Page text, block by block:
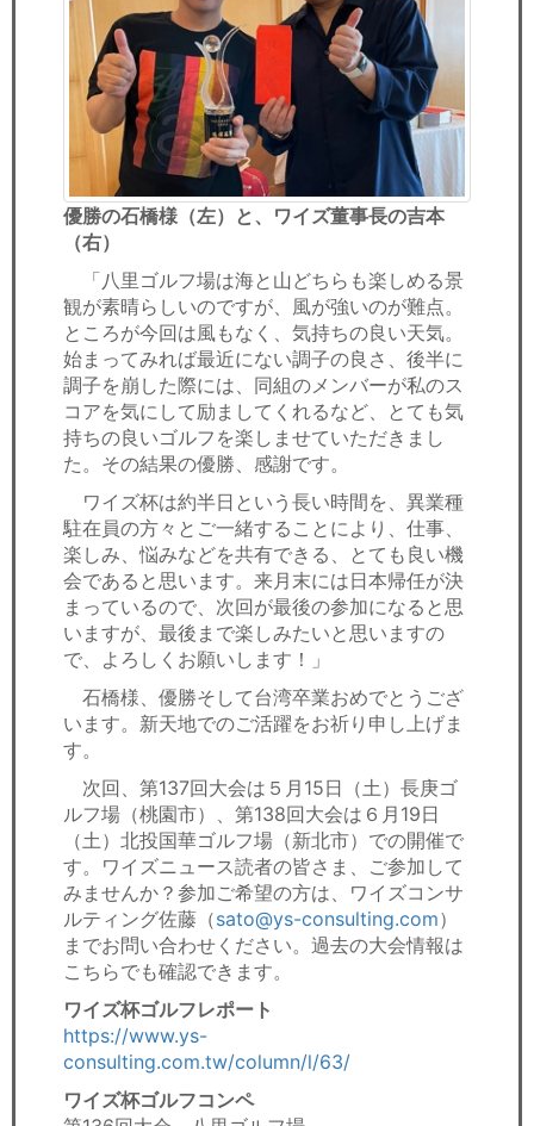
優勝の石橋様（左）と、ワイズ董事長の吉本
（右）
「八里ゴルフ場は海と山どちらも楽しめる景
観が素晴らしいのですが、風が強いのが難点。
ところが今回は風もなく、気持ちの良い天気。
始まってみれば最近にない調子の良さ、後半に
調子を崩した際には、同組のメンバーが私のス
コアを気にして励ましてくれるなど、とても気
持ちの良いゴルフを楽しませていただきまし
た。その結果の優勝、感謝です。
ワイズ杯は約半日という長い時間を、異業種
駐在員の方々とご一緒することにより、仕事、
楽しみ、悩みなどを共有できる、とても良い機
会であると思います。来月末には日本帰任が決
まっているので、次回が最後の参加になると思
いますが、最後まで楽しみたいと思いますの
で、よろしくお願いします！」
石橋様、優勝そして台湾卒業おめでとうござ
います。新天地でのご活躍をお祈り申し上げま
す。
次回、第137回大会は５月15日（土）長庚ゴ
ルフ場（桃園市）、第138回大会は６月19日
（土）北投国華ゴルフ場（新北市）での開催で
す。ワイズニュース読者の皆さま、ご参加して
みませんか？参加ご希望の方は、ワイズコンサ
ルティング佐藤（sato@ys-consulting.com）
までお問い合わせください。過去の大会情報は
こちらでも確認できます。
ワイズ杯ゴルフレポート
https://www.ys-
consulting.com.tw/column/l/63/
ワイズ杯ゴルフコンペ